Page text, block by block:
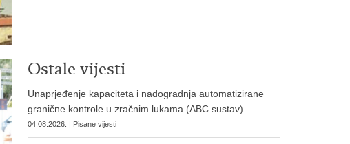
Ostale vijesti
Unaprjeđenje kapaciteta i nadogradnja automatizirane
granične kontrole u zračnim lukama (ABC sustav)
04.08.2026. | Pisane vijesti